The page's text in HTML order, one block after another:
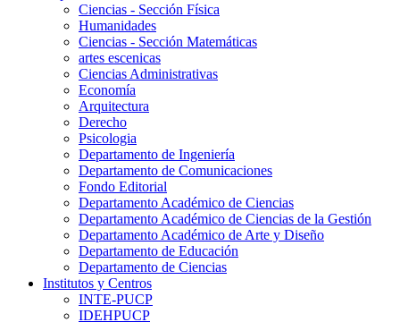
Ciencias - Sección Física
Humanidades
Ciencias - Sección Matemáticas
artes escenicas
Ciencias Administrativas
Economía
Arquitectura
Derecho
Psicologia
Departamento de Ingeniería
Departamento de Comunicaciones
Fondo Editorial
Departamento Académico de Ciencias
Departamento Académico de Ciencias de la Gestión
Departamento Académico de Arte y Diseño
Departamento de Educación
Departamento de Ciencias
Institutos y Centros
INTE-PUCP
IDEHPUCP